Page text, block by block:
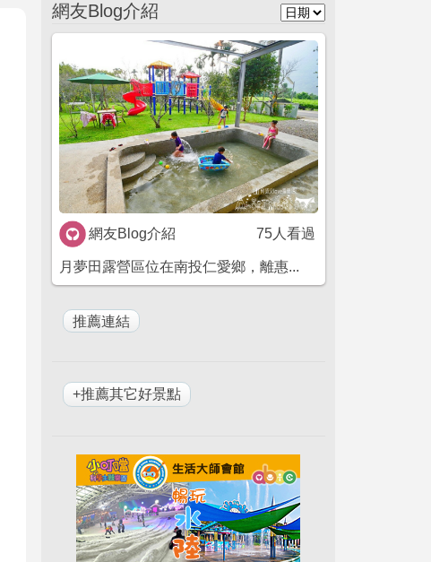
網友Blog介紹
網友Blog介紹 75人看過
月夢田露營區位在南投仁愛鄉，離惠...
+推薦其它好景點